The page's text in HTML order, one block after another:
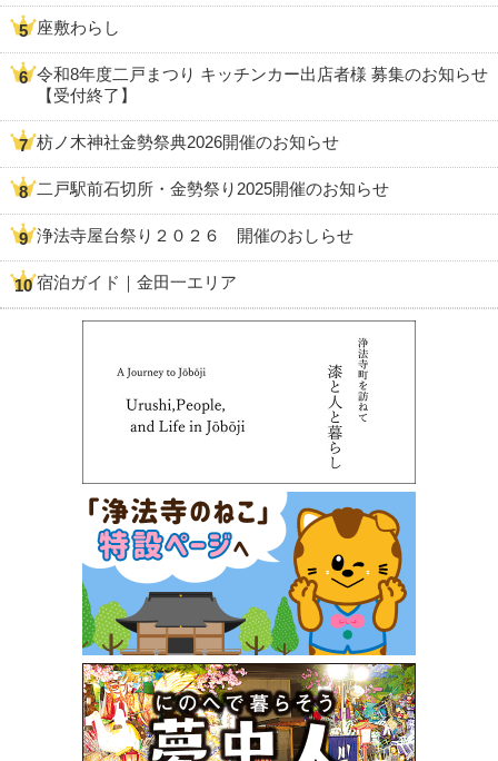
座敷わらし
令和8年度二戸まつり キッチンカー出店者様 募集のお知らせ
【受付終了】
枋ノ木神社金勢祭典2026開催のお知らせ
二戸駅前石切所・金勢祭り2025開催のお知らせ
浄法寺屋台祭り２０２６ 開催のおしらせ
宿泊ガイド｜金田一エリア